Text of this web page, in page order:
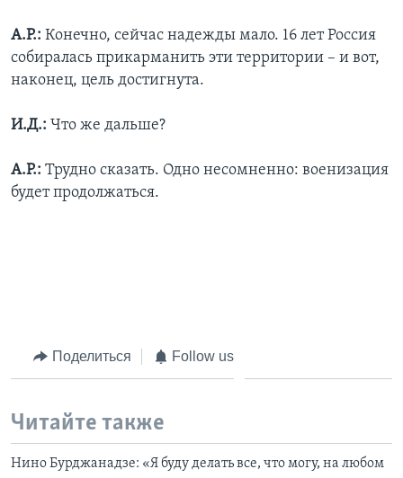
А.Р.: Конечно, сейчас надежды мало. 16 лет Россия
собиралась прикарманить эти территории – и вот,
наконец, цель достигнута.
И.Д.: Что же дальше?
А.Р.: Трудно сказать. Одно несомненно: военизация
будет продолжаться.
Поделиться Follow us
Читайте также
Нино Бурджанадзе: «Я буду делать все, что могу, на любом